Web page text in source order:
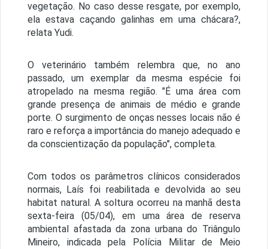
vegetação. No caso desse resgate, por exemplo,
ela estava caçando galinhas em uma chácara?,
relata Yudi.
O veterinário também relembra que, no ano
passado, um exemplar da mesma espécie foi
atropelado na mesma região. "É uma área com
grande presença de animais de médio e grande
porte. O surgimento de onças nesses locais não é
raro e reforça a importância do manejo adequado e
da conscientização da população", completa.
Com todos os parâmetros clínicos considerados
normais, Laís foi reabilitada e devolvida ao seu
habitat natural. A soltura ocorreu na manhã desta
sexta-feira (05/04), em uma área de reserva
ambiental afastada da zona urbana do Triângulo
Mineiro, indicada pela Polícia Militar de Meio